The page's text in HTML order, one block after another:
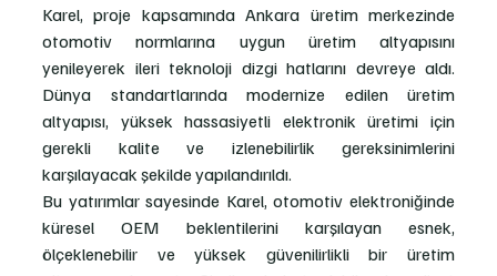
Karel, proje kapsamında Ankara üretim merkezinde
otomotiv normlarına uygun üretim altyapısını
yenileyerek ileri teknoloji dizgi hatlarını devreye aldı.
Dünya standartlarında modernize edilen üretim
altyapısı, yüksek hassasiyetli elektronik üretimi için
gerekli kalite ve izlenebilirlik gereksinimlerini
karşılayacak şekilde yapılandırıldı.
Bu yatırımlar sayesinde Karel, otomotiv elektroniğinde
küresel OEM beklentilerini karşılayan esnek,
ölçeklenebilir ve yüksek güvenilirlikli bir üretim